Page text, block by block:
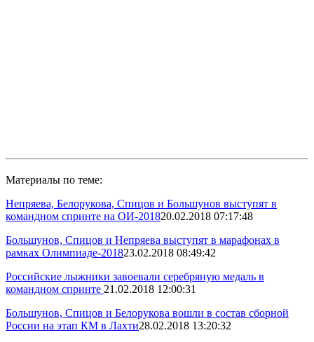
Материалы по теме:
Непряева, Белорукова, Спицов и Большунов выступят в
командном спринте на ОИ-201820.02.2018 07:17:48
Большунов, Спицов и Непряева выступят в марафонах в
рамках Олимпиаде-201823.02.2018 08:49:42
Российские лыжники завоевали серебряную медаль в
командном спринте 21.02.2018 12:00:31
Большунов, Спицов и Белорукова вошли в состав сборной
России на этап КМ в Лахти28.02.2018 13:20:32